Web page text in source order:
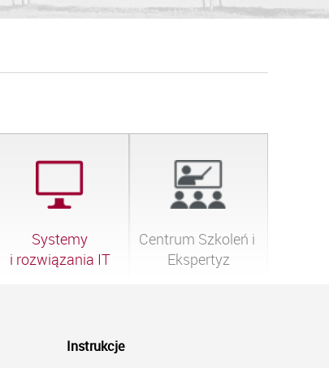
Systemy
i rozwiązania IT
Centrum Szkoleń i
Ekspertyz
Instrukcje